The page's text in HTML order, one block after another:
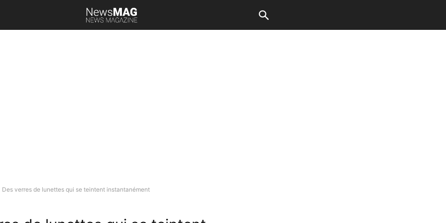
Des verres de lunettes qui se teintent instantanément